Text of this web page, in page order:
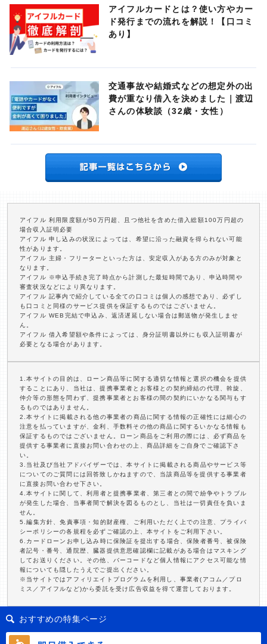
アイフルカードとは？使い方やカー
ド発行までの流れを解説！【口コミ
あり】
交通事故や結婚式などの想定外の出
費が重なり借入を決めました｜渡辺
さんの体験談（32歳・女性）
アイフル 利用限度額が50万円超、且つ他社を含めた借入総額100万円超の
場合収入証明必要
アイフル 申し込みの状況によっては、希望に沿った融資を得られない可能
性があります。
アイフル 主婦・フリーターといった方は、安定収入がある方のみが対象と
なります。
アイフル ※申込手続き完了時点から計測した最短時間であり、申込時間や
審査状況などにより異なります。
アイフル 記事内で紹介している全ての口コミは個人の感想であり、必ずし
も口コミと同様のサービス提供を保証するものではございません。
アイフル WEB完結で申込み、返済遅延しない場合は郵送物が発生しませ
ん。
アイフル 借入希望額や条件によっては、身分証明書以外にも収入証明書が
必要となる場合があります。
1.本サイトの目的は、ローン商品等に関する適切な情報と選択の機会を提供
することにあり、当社は、提携事業者とお客様との契約締結の代理、斡旋、
仲介等の形態を問わず、提携事業者とお客様の間の契約にいかなる関与もす
るものではありません。
2.本サイトに掲載される他の事業者の商品に関する情報の正確性には細心の
注意を払っていますが、金利、手数料その他の商品に関するいかなる情報も
保証するものではございません。ローン商品をご利用の際には、必ず商品を
提供する事業者に直接お問い合わせの上、商品詳細をご自身でご確認下さ
い。
3.当社及び当社アドバイザーでは、本サイトに掲載される商品やサービス等
についてのご質問には回答致しかねますので、当該商品等を提供する事業者
に直接お問い合わせ下さい。
4.本サイトに関して、利用者と提携事業者、第三者との間で紛争やトラブル
が発生した場合、当事者間で解決を図るものとし、当社は一切責任を負いま
せん。
5.編集方針、免責事項・知的財産権、ご利用いただく上での注意、プライバ
シーポリシーの各規程を必ずご確認の上、本サイトをご利用下さい。
6.カードローンお申し込み時に保険証を提出する場合、保険者番号、被保険
者記号・番号、通院歴、臓器提供意思確認欄に記載がある場合はマスキング
してお送りください。その他、バーコードなど個人情報にアクセス可能な情
報についても隠したうえでご提出ください。
※当サイトではアフィリエイトプログラムを利用し、事業者(アコム／プロ
ミス／アイフルなど)から委託を受け広告収益を得て運営しております。
おすすめの特集ページ